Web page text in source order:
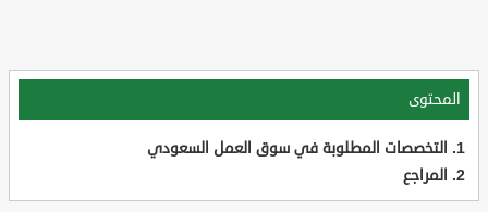
المحتوى
التخصصات المطلوبة في سوق العمل السعودي
المراجع